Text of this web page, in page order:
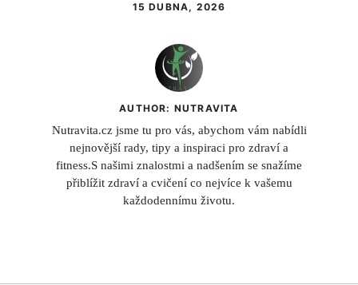
15 DUBNA, 2026
AUTHOR: NUTRAVITA
Nutravita.cz jsme tu pro vás, abychom vám nabídli
nejnovější rady, tipy a inspiraci pro zdraví a
fitness.S našimi znalostmi a nadšením se snažíme
přiblížit zdraví a cvičení co nejvíce k vašemu
každodennímu životu.